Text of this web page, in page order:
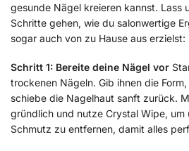
gesunde Nägel kreieren kannst. Lass
Schritte gehen, wie du salonwertige
sogar auch von zu Hause aus erzielst:
Schritt 1: Bereite deine Nägel vor
trockenen Nägeln. Gib ihnen die
schiebe die Nagelhaut sanft zurück.
gründlich und nutze Crystal Wipe, um
Schmutz zu entfernen, damit alles